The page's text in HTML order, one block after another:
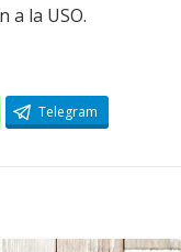
a la USO.
Telegram